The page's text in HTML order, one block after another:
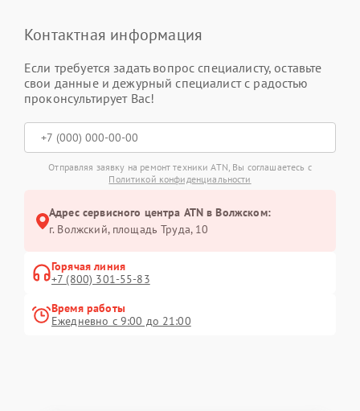
Контактная информация
Если требуется задать вопрос специалисту, оставьте
свои данные и дежурный специалист с радостью
проконсультирует Вас!
Отправляя заявку на ремонт техники ATN, Вы соглашаетесь с
Политикой конфиденциальности
Адрес сервисного центра ATN в Волжском:
г. Волжский, площадь Труда, 10
Горячая линия
+7 (800) 301-55-83
Время работы
Ежедневно с 9:00 до 21:00